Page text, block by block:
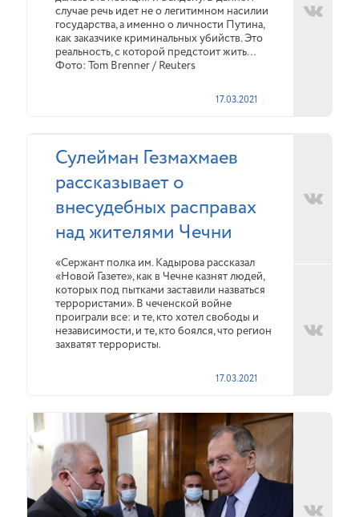
случае речь идет не о легитимном насилии
государства, а именно о личности Путина,
как заказчике криминальных убийств. Это
реальность, с которой предстоит жить…
Фото: Tom Brenner / Reuters
17.03.2021
Сулейман Гезмахмаев
рассказывает о
внесудебных расправах
над жителями Чечни
«Сержант полка им. Кадырова рассказал
«Новой Газете», как в Чечне казнят людей,
которых под пытками заставили назваться
террористами». В чеченской войне
проиграли все: и те, кто хотел свободы и
независимости, и те, кто боялся, что регион
захватят террористы.
17.03.2021